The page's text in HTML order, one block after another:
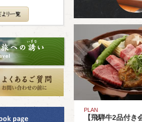
PLAN
【飛騨牛2品付き